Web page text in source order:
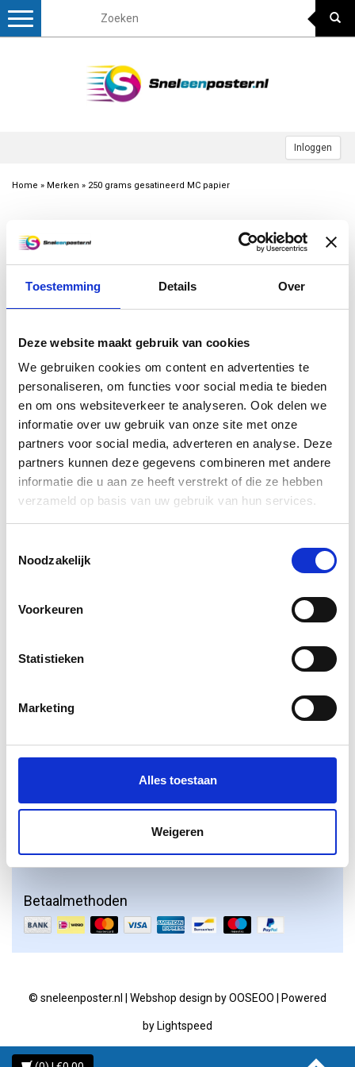
Toestemming Details Over
Deze website maakt gebruik van cookies
We gebruiken cookies om content en advertenties te
personaliseren, om functies voor social media te bieden
en om ons websiteverkeer te analyseren. Ook delen we
informatie over uw gebruik van onze site met onze
partners voor social media, adverteren en analyse. Deze
partners kunnen deze gegevens combineren met andere
informatie die u aan ze heeft verstrekt of die ze hebben
verzameld op basis van uw gebruik van hun services.
Noodzakelijk
Voorkeuren
Statistieken
Marketing
Alles toestaan
Weigeren
Inloggen
Toggle
Home » Merken » 250 grams gesatineerd MC papier
Nieuwste producten
Excl. btw
Contactgegevens
Sneleenposter.nl
Dorsmolen 12
info@sneleenposter.nl
0227601566
37045320
NL804201614B01
Klantenservice
Variabel printen
Algemene voorwaarden particulieren
Klantbeoordelingen
Betaalmethoden
© sneleenposter.nl | Webshop design byOOSEOO | Powered
by Lightspeed